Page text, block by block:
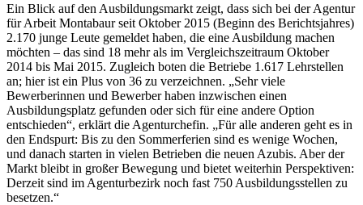
Ein Blick auf den Ausbildungsmarkt zeigt, dass sich bei der Agentur
für Arbeit Montabaur seit Oktober 2015 (Beginn des Berichtsjahres)
2.170 junge Leute gemeldet haben, die eine Ausbildung machen
möchten – das sind 18 mehr als im Vergleichszeitraum Oktober
2014 bis Mai 2015. Zugleich boten die Betriebe 1.617 Lehrstellen
an; hier ist ein Plus von 36 zu verzeichnen. „Sehr viele
Bewerberinnen und Bewerber haben inzwischen einen
Ausbildungsplatz gefunden oder sich für eine andere Option
entschieden“, erklärt die Agenturchefin. „Für alle anderen geht es in
den Endspurt: Bis zu den Sommerferien sind es wenige Wochen,
und danach starten in vielen Betrieben die neuen Azubis. Aber der
Markt bleibt in großer Bewegung und bietet weiterhin Perspektiven:
Derzeit sind im Agenturbezirk noch fast 750 Ausbildungsstellen zu
besetzen.“